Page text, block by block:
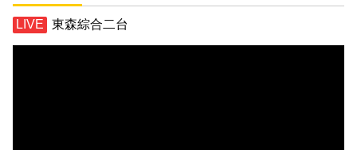
東森綜合二台